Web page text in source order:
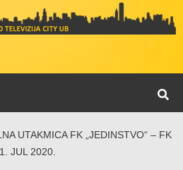
UTAKMICA FK „JEDINSTVO“ – FK
JUL 2020.